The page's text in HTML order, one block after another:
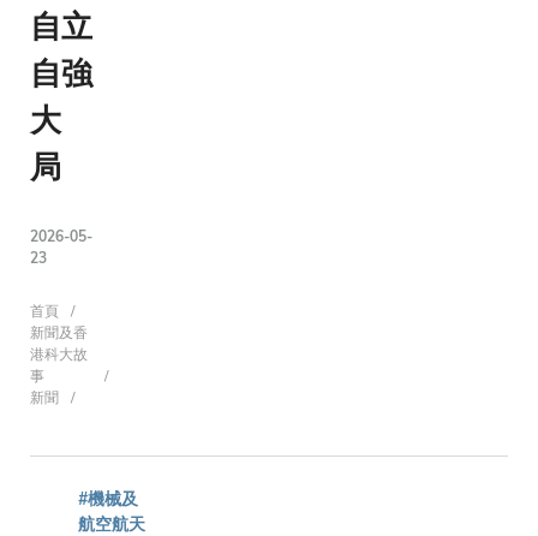
自立
自強
大
局
2026-05-
23
導
航
首頁
新聞及香
港科大故
事
新聞
#機械及
航空航天